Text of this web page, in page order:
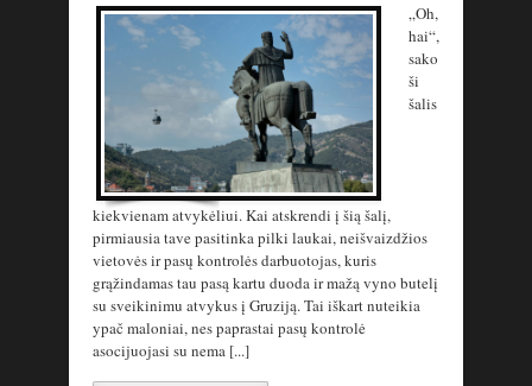
„Oh,
hai“,
sako
ši
šalis
kiekvienam atvykėliui. Kai atskrendi į šią šalį,
pirmiausia tave pasitinka pilki laukai, neišvaizdžios
vietovės ir pasų kontrolės darbuotojas, kuris
grąžindamas tau pasą kartu duoda ir mažą vyno butelį
su sveikinimu atvykus į Gruziją. Tai iškart nuteikia
ypač maloniai, nes paprastai pasų kontrolė
asocijuojasi su nema [...]